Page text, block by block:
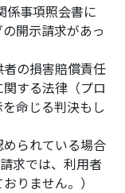
係事項照会書に
開示請求があっ
の損害賠償責任
する法律（プロ
命じる判決もし
られている場合
求では、利用者
りません。）